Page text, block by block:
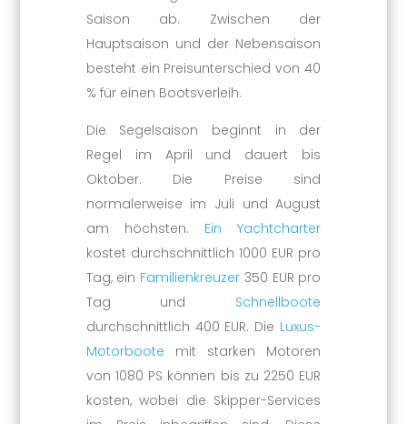
Saison ab. Zwischen der
Hauptsaison und der Nebensaison
besteht ein Preisunterschied von 40
% für einen Bootsverleih.
Die Segelsaison beginnt in der
Regel im April und dauert bis
Oktober. Die Preise sind
normalerweise im Juli und August
am höchsten. Ein Yachtcharter
kostet durchschnittlich 1000 EUR pro
Tag, ein Familienkreuzer 350 EUR pro
Tag und Schnellboote
durchschnittlich 400 EUR. Die Luxus-
Motorboote mit starken Motoren
von 1080 PS können bis zu 2250 EUR
kosten, wobei die Skipper-Services